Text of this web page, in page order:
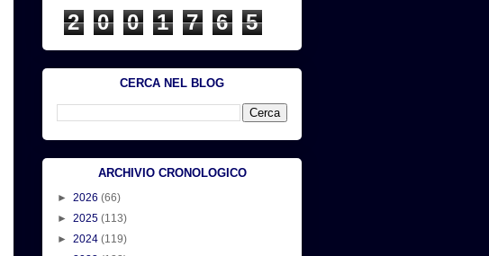
2 0 0 1 7 6 5
CERCA NEL BLOG
ARCHIVIO CRONOLOGICO
► 2026 (66)
► 2025 (113)
► 2024 (119)